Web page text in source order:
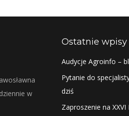
w
Ostatnie wpisy
Audycje Agroinfo –
Pytanie do
dziś
Zaproszenie na